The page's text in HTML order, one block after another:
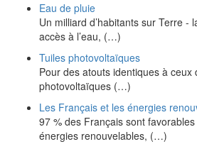
Eau de pluie
Un milliard d’habitants sur Terre -
accès à l’eau, (…)
Tuiles photovoltaïques
Pour des atouts identiques à
photovoltaïques (…)
Les Français et les énergies
97 % des Français sont
énergies renouvelables, (…)